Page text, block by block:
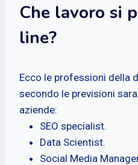
Che lavoro si
line?
Ecco le professioni della
secondo le previsioni
aziende:
SEO specialist.
Data Scientist.
Social Media